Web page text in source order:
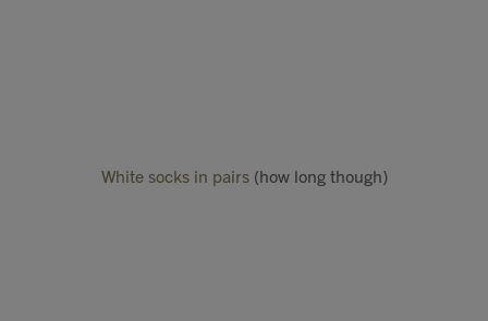
White socks in pairs (how long though)